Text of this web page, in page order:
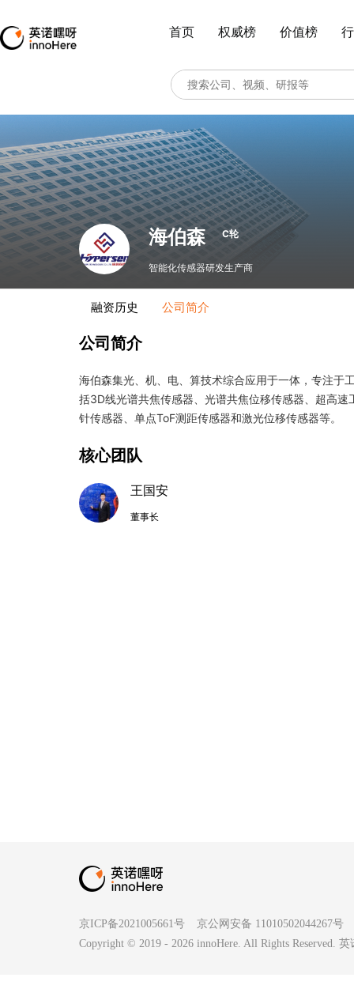
首页 权威榜 价值榜
海伯森 C轮
智能化传感器研发生产商
融资历史 公司简介
公司简介
海伯森集光、机、电、算技术综合应用于一体，专注于
括3D线光谱共焦传感器、光谱共焦位移传感器、超高
针传感器、单点ToF测距传感器和激光位移传感器等。
核心团队
王国安
董事长
京ICP备2021005661号
京公网安备 11010502044267号
Copyright © 2019 - 2026 innoHere. All Rights Reserved.